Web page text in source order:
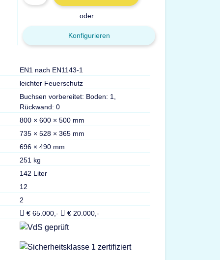
oder
Konfigurieren
EN1 nach EN1143-1
leichter Feuerschutz
Buchsen vorbereitet: Boden: 1,
Rückwand: 0
800 × 600 × 500 mm
735 × 528 × 365 mm
696 × 490 mm
251 kg
142 Liter
12
2
€ 65.000,-
€ 20.000,-